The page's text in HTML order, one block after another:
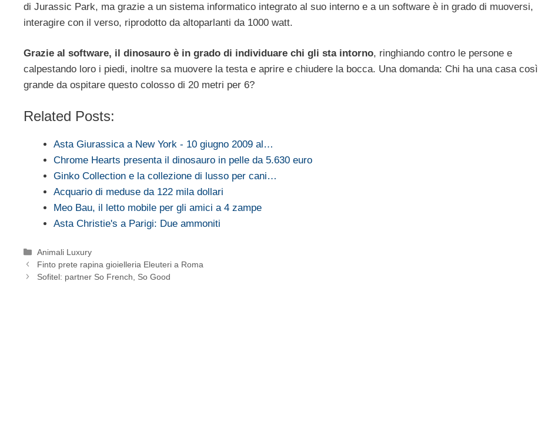
di Jurassic Park, ma grazie a un sistema informatico integrato al suo interno e a un software è in grado di muoversi,
interagire con il verso, riprodotto da altoparlanti da 1000 watt.
Grazie al software, il dinosauro è in grado di individuare chi gli sta intorno, ringhiando contro le persone e
calpestando loro i piedi, inoltre sa muovere la testa e aprire e chiudere la bocca. Una domanda: Chi ha una casa così
grande da ospitare questo colosso di 20 metri per 6?
Related Posts:
Asta Giurassica a New York - 10 giugno 2009 al…
Chrome Hearts presenta il dinosauro in pelle da 5.630 euro
Ginko Collection e la collezione di lusso per cani…
Acquario di meduse da 122 mila dollari
Meo Bau, il letto mobile per gli amici a 4 zampe
Asta Christie's a Parigi: Due ammoniti
Categorie
Animali Luxury
Finto prete rapina gioielleria Eleuteri a Roma
Sofitel: partner So French, So Good